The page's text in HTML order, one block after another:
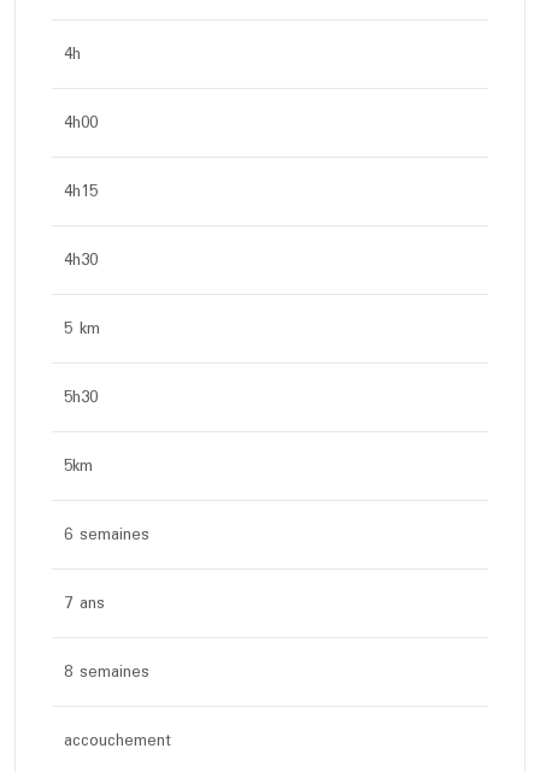
4h
4h00
4h15
4h30
5 km
5h30
5km
6 semaines
7 ans
8 semaines
accouchement